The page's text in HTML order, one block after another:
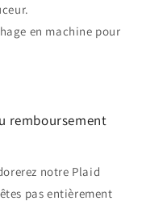
en machine pour
remboursement
notre Plaid
pas entièrement